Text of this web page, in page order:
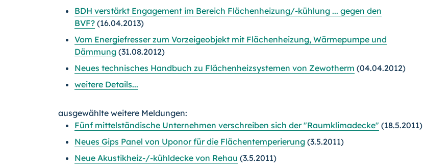
BDH verstärkt Engagement im Bereich Flächenheizung/-kühlung ... gegen den
BVF? (16.04.2013)
Vom Energiefresser zum Vorzeigeobjekt mit Flächenheizung, Wärmepumpe und
Dämmung (31.08.2012)
Neues technisches Handbuch zu Flächenheizsystemen von Zewotherm (04.04.2012)
weitere Details...
ausgewählte weitere Meldungen:
Fünf mittelständische Unternehmen verschreiben sich der "Raumklimadecke" (18.5.2011)
Neues Gips Panel von Uponor für die Flächentemperierung (3.5.2011)
Neue Akustikheiz-/-kühldecke von Rehau (3.5.2011)